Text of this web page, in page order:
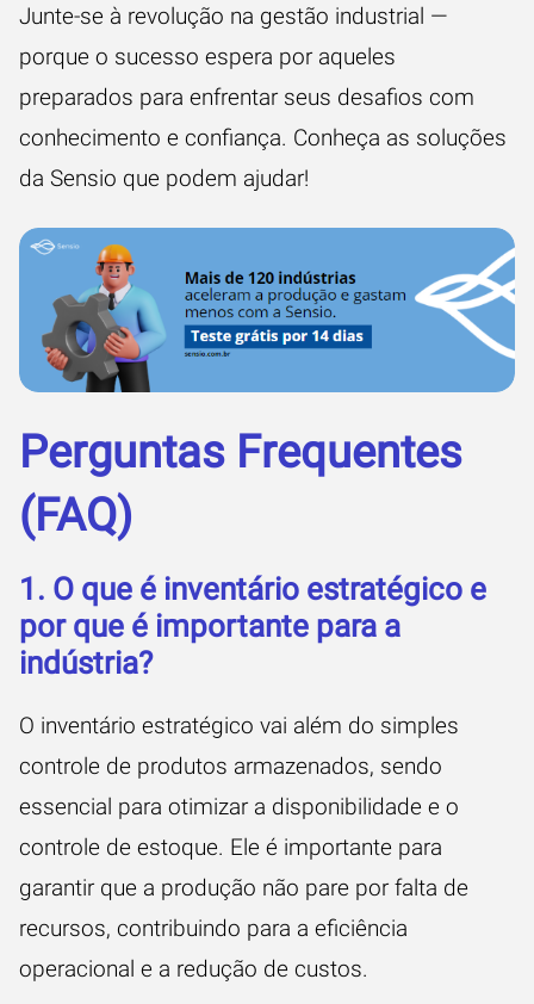
Junte-se à revolução na gestão industrial —
porque o sucesso espera por aqueles
preparados para enfrentar seus desafios com
conhecimento e confiança. Conheça as soluções
da Sensio que podem ajudar!
Perguntas Frequentes
(FAQ)
1. O que é inventário estratégico e
por que é importante para a
indústria?
O inventário estratégico vai além do simples
controle de produtos armazenados, sendo
essencial para otimizar a disponibilidade e o
controle de estoque. Ele é importante para
garantir que a produção não pare por falta de
recursos, contribuindo para a eficiência
operacional e a redução de custos.